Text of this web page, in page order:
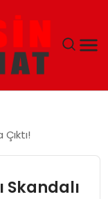
Skandalı